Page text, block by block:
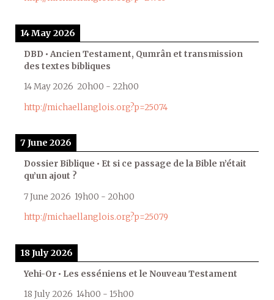
14 May 2026
DBD • Ancien Testament, Qumrân et transmission
des textes bibliques
14 May 2026 20h00 - 22h00
http://michaellanglois.org?p=25074
7 June 2026
Dossier Biblique • Et si ce passage de la Bible n’était
qu’un ajout ?
7 June 2026 19h00 - 20h00
http://michaellanglois.org?p=25079
18 July 2026
Yehi-Or • Les esséniens et le Nouveau Testament
18 July 2026 14h00 - 15h00